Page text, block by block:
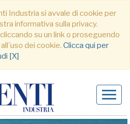
Industria si avvale di cookie per
informativa sulla privacy.
su un link o proseguendo
dei cookie. Clicca qui per
[X]